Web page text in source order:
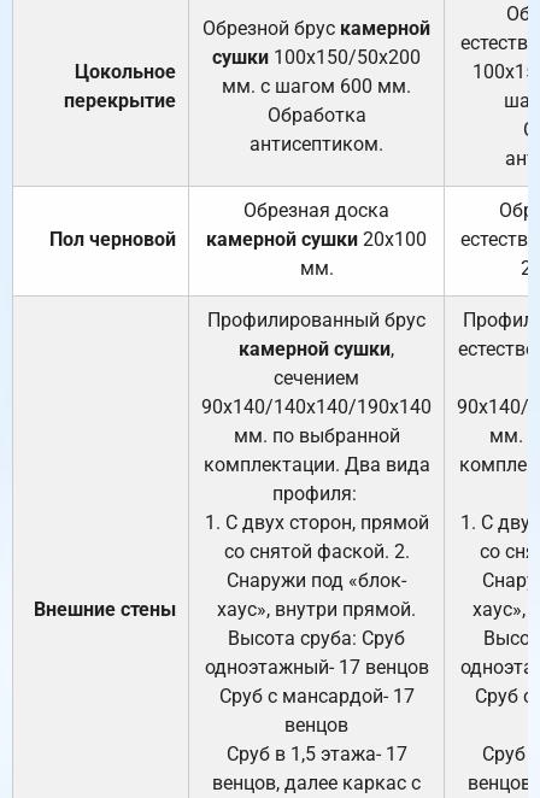
Цокольное
перекрытие
Обрезной брус камерной
сушки 100х150/50х200
мм. с шагом 600 мм.
Обработка
антисептиком.
Пол черновой
Обрезная доска
камерной сушки 20х100
мм.
Внешние стены
Профилированный брус
камерной сушки,
сечением
90х140/140х140/190х140
мм. по выбранной
комплектации. Два вида
профиля:
1. С двух сторон, прямой
со снятой фаской. 2.
Снаружи под «блок-
хаус», внутри прямой.
Высота сруба: Сруб
одноэтажный- 17 венцов
Сруб с мансардой- 17
венцов
Сруб в 1,5 этажа- 17
венцов, далее каркас с
90х140/
мм.
1. С
со
хаус»,
Сруб с
Сруб